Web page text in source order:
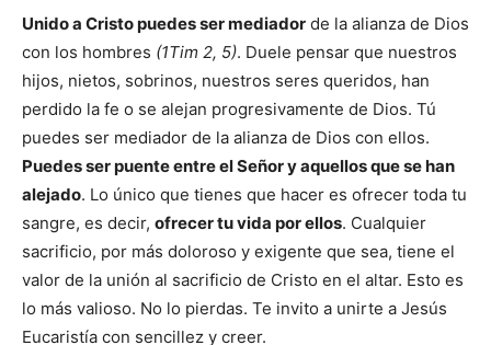
Unido a Cristo puedes ser mediador de la alianza de Dios
con los hombres (1Tim 2, 5). Duele pensar que nuestros
hijos, nietos, sobrinos, nuestros seres queridos, han
perdido la fe o se alejan progresivamente de Dios. Tú
puedes ser mediador de la alianza de Dios con ellos.
Puedes ser puente entre el Señor y aquellos que se han
alejado. Lo único que tienes que hacer es ofrecer toda tu
sangre, es decir, ofrecer tu vida por ellos. Cualquier
sacrificio, por más doloroso y exigente que sea, tiene el
valor de la unión al sacrificio de Cristo en el altar. Esto es
lo más valioso. No lo pierdas. Te invito a unirte a Jesús
Eucaristía con sencillez y creer.